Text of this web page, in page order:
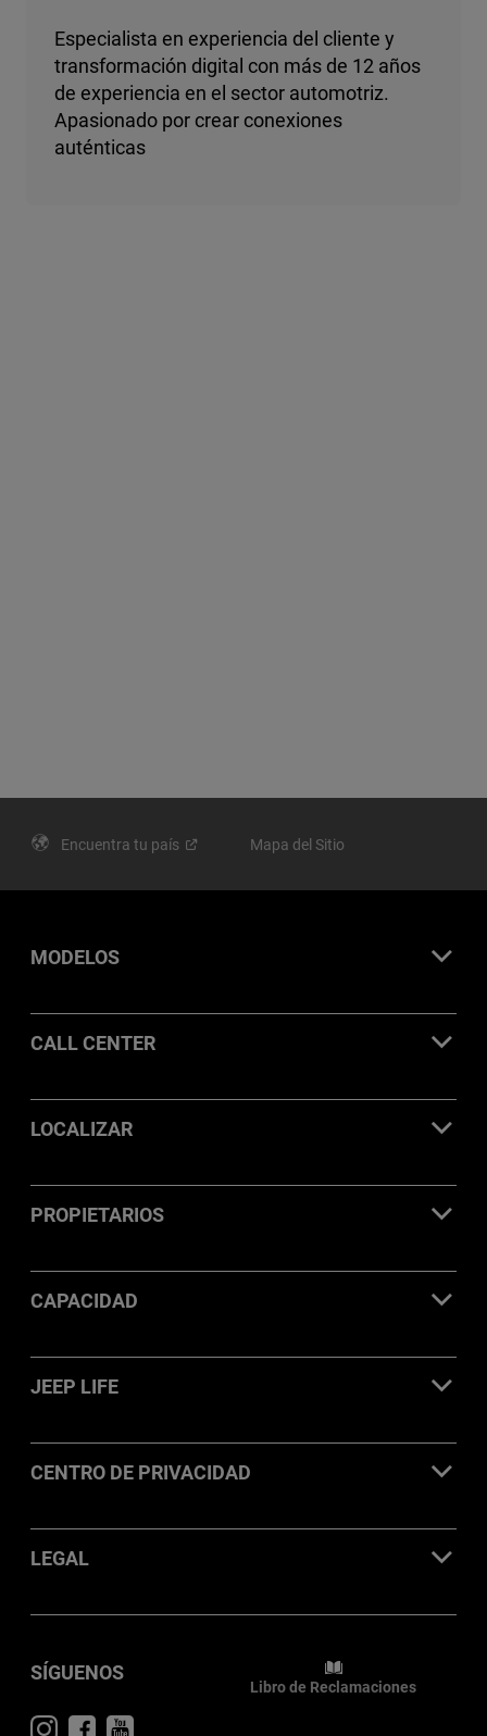
Especialista en experiencia del cliente y
transformación digital con más de 12 años
de experiencia en el sector automotriz.
Apasionado por crear conexiones
auténticas
Encuentra tu país Mapa del Sitio
MODELOS
CALL CENTER
LOCALIZAR
PROPIETARIOS
CAPACIDAD
JEEP LIFE
CENTRO DE PRIVACIDAD
LEGAL
SÍGUENOS
VisitVisitVisit
Libro de Reclamaciones